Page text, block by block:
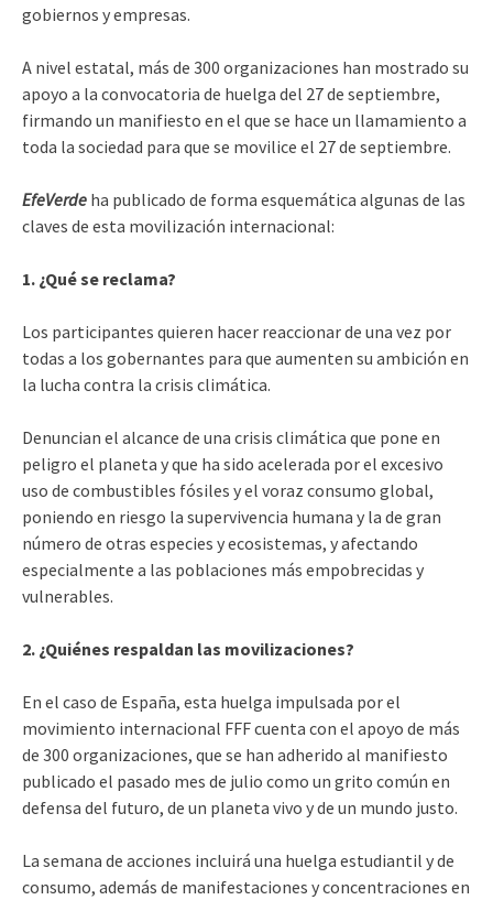
gobiernos y empresas.
A nivel estatal, más de 300 organizaciones han mostrado su
apoyo a la convocatoria de huelga del 27 de septiembre,
firmando un manifiesto en el que se hace un llamamiento a
toda la sociedad para que se movilice el 27 de septiembre.
EfeVerde ha publicado de forma esquemática algunas de las
claves de esta movilización internacional:
1. ¿Qué se reclama?
Los participantes quieren hacer reaccionar de una vez por
todas a los gobernantes para que aumenten su ambición en
la lucha contra la crisis climática.
Denuncian el alcance de una crisis climática que pone en
peligro el planeta y que ha sido acelerada por el excesivo
uso de combustibles fósiles y el voraz consumo global,
poniendo en riesgo la supervivencia humana y la de gran
número de otras especies y ecosistemas, y afectando
especialmente a las poblaciones más empobrecidas y
vulnerables.
2. ¿Quiénes respaldan las movilizaciones?
En el caso de España, esta huelga impulsada por el
movimiento internacional FFF cuenta con el apoyo de más
de 300 organizaciones, que se han adherido al manifiesto
publicado el pasado mes de julio como un grito común en
defensa del futuro, de un planeta vivo y de un mundo justo.
La semana de acciones incluirá una huelga estudiantil y de
consumo, además de manifestaciones y concentraciones en